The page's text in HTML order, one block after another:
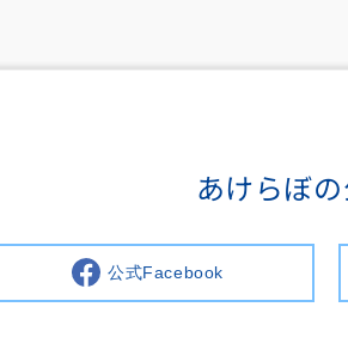
あけらぼ
公式Facebook